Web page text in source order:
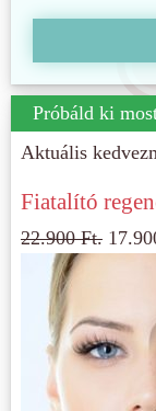
Próbáld ki
Aktuális
Fiatalító
22.900Ft.